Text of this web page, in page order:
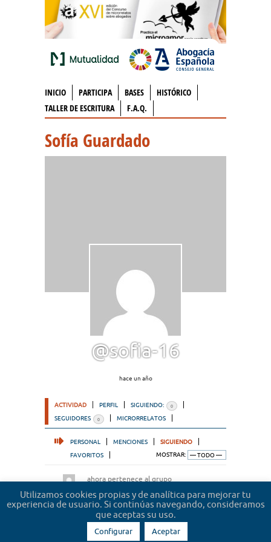
INICIO PARTICIPA BASES
HISTÓRICO
TALLER DE ESCRITURA
F.A.Q.
Sofía Guardado
@sofia-16
hace un año
ACTIVIDAD PERFIL SIGUIENDO: 0
SEGUIDORES 0 MICRORRELATOS
PERSONAL MENCIONES
SIGUIENDO
FAVORITOS
MOSTRAR:
ahora pertenece al grupo
Utilizamos cookies propias y de analítica para mejorar tu
experiencia de usuario. Si continúas navegando, consideramos
que aceptas su uso.
Configurar Aceptar